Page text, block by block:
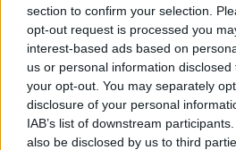
section to confirm your selection.
opt-out request is processed you
interest-based ads based on
us or personal information
your opt-out. You may separately
disclosure of your personal
IAB’s list of downstream
also be disclosed by us to third
Másnap az Opera Quartet ? Deák
Erzsébet (hegedű), Sándor József
Domonkos (gordonka) ? az opera-
remekeiből mutat be válogatást.
program is: április 9-én és május
Péter (hegedű), Varga István